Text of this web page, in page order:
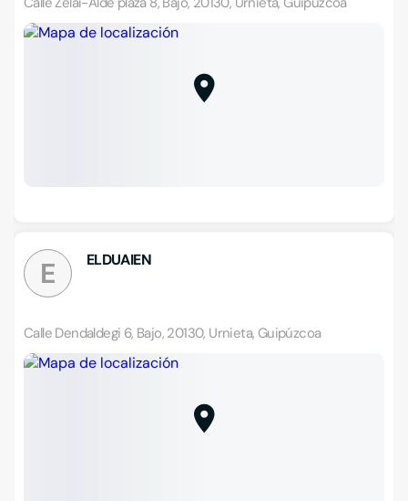
E ELDUAIEN
Calle Dendaldegi 6, Bajo, 20130, Urnieta, Guipúzcoa